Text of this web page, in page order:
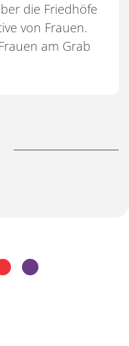
die Friedhöfe
von Frauen.
am Grab